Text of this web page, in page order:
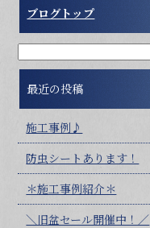
ブログトップ
最近の投稿
施工事例♪
防虫シートあります！
＊施工事例紹介＊
＼旧盆セール開催中！／